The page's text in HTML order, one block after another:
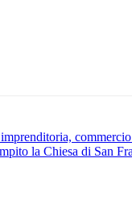
la Chiesa di San